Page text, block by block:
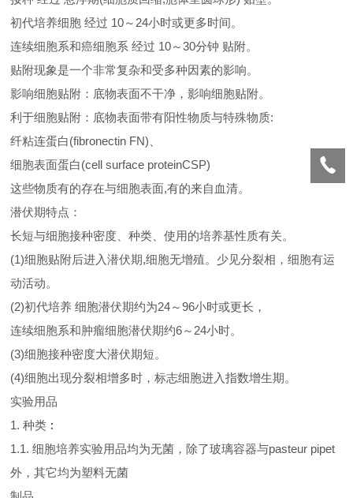
初代培养细胞 经过 10～24小时或更多时间。
连续细胞系和癌细胞系 经过 10～30分钟 贴附。
贴附现象是一个非常复杂和受多种因素的影响。
影响细胞贴附：底物表面不干净，影响细胞贴附。
利于细胞贴附：底物表面带有阳性物质与特殊物质:
纤粘连蛋白(fibronectin FN)、
细胞表面蛋白(cell surface proteinCSP)
这些物质有的存在与细胞表面,有的来自血清。
潜伏期特点：
长短与细胞接种密度、种类、使用的培养基性质有关。
(1)细胞贴附后进入潜伏期,细胞无增殖。少见分裂相，细胞有运
动活动。
(2)初代培养 细胞潜伏期约为24～96小时或更长，
连续细胞系和肿瘤细胞潜伏期约6～24小时。
(3)细胞接种密度大潜伏期短。
(4)细胞出现分裂相增多时，标志细胞进入指数增生期。
实验用品
1. 种类︰
1.1. 细胞培养实验用品均为无菌，除了玻璃容器与pasteur pipet
外，其它均为塑料无菌